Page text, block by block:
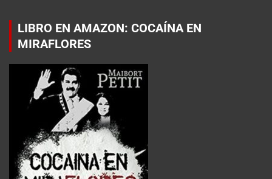
LIBRO EN AMAZON: COCAÍNA EN
MIRAFLORES